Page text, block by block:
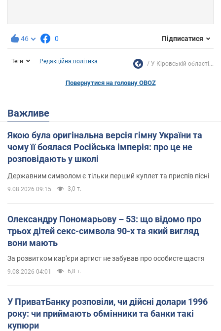
46 0 Підписатися
Теги Редакційна політика У Кіровській області...
Повернутися на головну OBOZ
Важливе
Якою була оригінальна версія гімну України та
чому її боялася Російська імперія: про це не
розповідають у школі
Державним символом є тільки перший куплет та приспів пісні
9.08.2026 09:15 3,0 т.
Олександру Пономарьову – 53: що відомо про
трьох дітей секс-символа 90-х та який вигляд
вони мають
За розвитком кар'єри артист не забував про особисте щастя
9.08.2026 04:01 6,8 т.
У ПриватБанку розповіли, чи дійсні долари 1996
року: чи приймають обмінники та банки такі
купюри